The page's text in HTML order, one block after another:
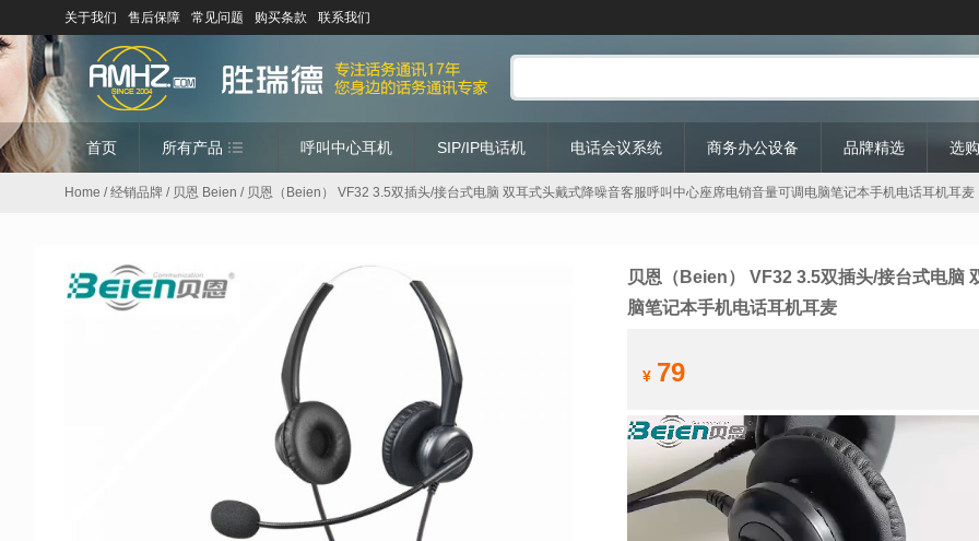
关于我们 售后保障 常见问题 购买条款 联系我们
首页 所有产品 呼叫中心耳机 SIP/IP电话机 电话会议系统 商务办公设备 品牌精选 选
Home /经销品牌 / 贝恩 Beien / 贝恩（Beien） VF32 3.5双插头/接台式电脑 双耳式头戴式降噪音客服呼叫中心座席电销音量可调电脑笔记本手机电话耳机耳麦
贝恩（Beien） VF32 3.5双插头/接台式电脑
脑笔记本手机电话耳机耳麦
¥ 79